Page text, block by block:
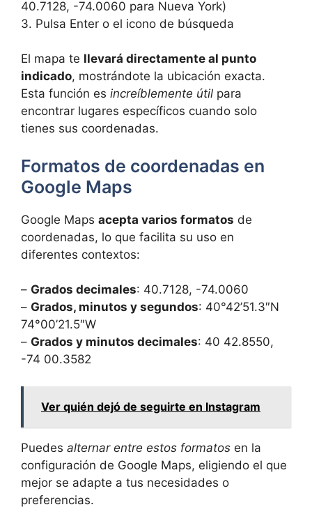
40.7128, -74.0060 para Nueva York)
3. Pulsa Enter o el icono de búsqueda
El mapa te llevará directamente al punto
indicado, mostrándote la ubicación exacta.
Esta función es increíblemente útil para
encontrar lugares específicos cuando solo
tienes sus coordenadas.
Formatos de coordenadas en
Google Maps
Google Maps acepta varios formatos de
coordenadas, lo que facilita su uso en
diferentes contextos:
– Grados decimales: 40.7128, -74.0060
– Grados, minutos y segundos: 40°42’51.3″N
74°00’21.5″W
– Grados y minutos decimales: 40 42.8550,
-74 00.3582
Ver quién dejó de seguirte en Instagram
Puedes alternar entre estos formatos en la
configuración de Google Maps, eligiendo el que
mejor se adapte a tus necesidades o
preferencias.